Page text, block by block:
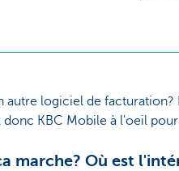
autre logiciel de
donc KBC Mobile à l'oeil
marche? Où est